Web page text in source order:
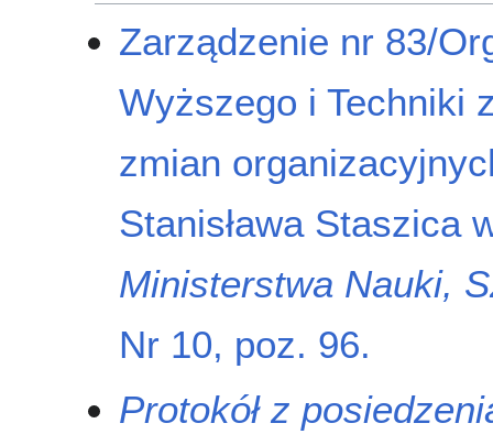
Zarządzenie nr 83/
Wyższego i Techniki
zmian
Stanisława Staszica
Ministerstwa Nauki,
Nr 10, poz. 96.
Protokół z